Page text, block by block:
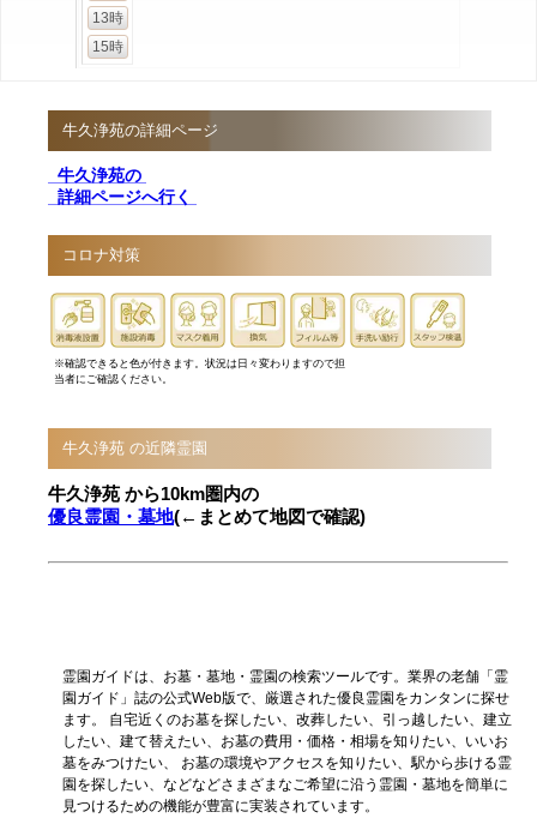
13時
15時
牛久浄苑の詳細ページ
牛久浄苑の
詳細ページへ行く
コロナ対策
※確認できると色が付きます。状況は日々変わりますので担
当者にご確認ください。
牛久浄苑 の近隣霊園
牛久浄苑 から10km圏内の
優良霊園・墓地(←まとめて地図で確認)
霊園ガイドは、お墓・墓地・霊園の検索ツールです。業界の老舗「霊
園ガイド」誌の公式Web版で、厳選された優良霊園をカンタンに探せ
ます。 自宅近くのお墓を探したい、改葬したい、引っ越したい、建立
したい、建て替えたい、お墓の費用・価格・相場を知りたい、いいお
墓をみつけたい、 お墓の環境やアクセスを知りたい、駅から歩ける霊
園を探したい、などなどさまざまなご希望に沿う霊園・墓地を簡単に
見つけるための機能が豊富に実装されています。